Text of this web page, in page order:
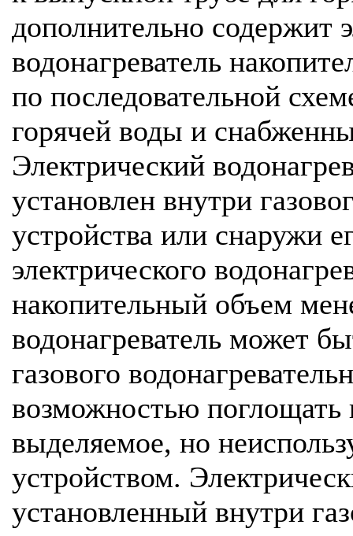
дополнительно содержит
водонагреватель
по последовательной
горячей воды и
Электрический
установлен внутри
устройства или снаружи
электрического
накопительный объем
водонагреватель может
газового
возможностью поглощать
выделяемое, но
устройством.
установленный внутри